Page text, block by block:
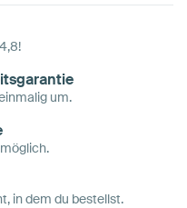
um.
in dem du bestellst.